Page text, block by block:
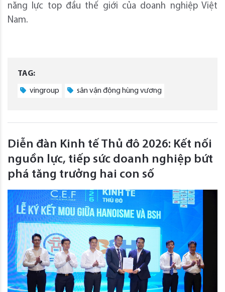
năng lực top đầu thế giới của doanh nghiệp Việt
Nam.
TAG:
vingroup sân vận động hùng vương
Diễn đàn Kinh tế Thủ đô 2026: Kết nối
nguồn lực, tiếp sức doanh nghiệp bứt
phá tăng trưởng hai con số